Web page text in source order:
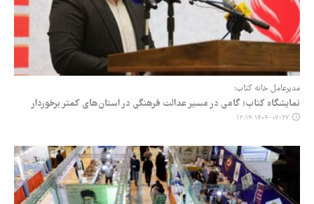
مدیرعامل خانه کتاب:
نمایشگاه کتاب؛ گامی در مسیر عدالت فرهنگی در استان‌های کمتر برخوردار
۱۴۰۴-۰۷-۲۷ ۱۳:۱۴